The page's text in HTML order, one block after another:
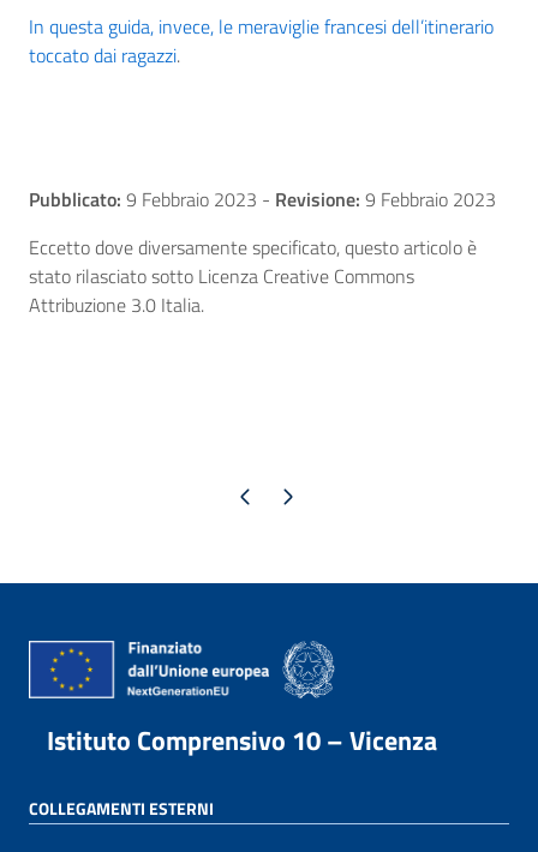
In questa guida, invece, le meraviglie francesi dell’itinerario
toccato dai ragazzi.
Pubblicato: 9 Febbraio 2023 - Revisione: 9 Febbraio 2023
Eccetto dove diversamente specificato, questo articolo è
stato rilasciato sotto Licenza Creative Commons
Attribuzione 3.0 Italia.
Pagina precedente
Pagina successiva
Istituto Comprensivo 10 – Vicenza
COLLEGAMENTI ESTERNI